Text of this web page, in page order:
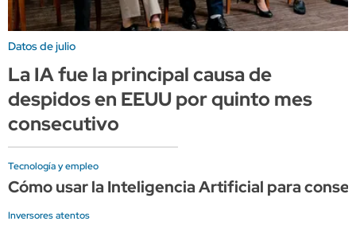
Datos de julio
La IA fue la principal causa de
despidos en EEUU por quinto mes
consecutivo
Tecnología y empleo
Cómo usar la Inteligencia Artificial para
Inversores atentos